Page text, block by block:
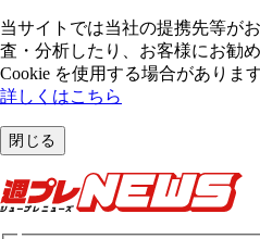
当サイトでは当社の提携先等が
査・分析したり、お客様にお勧
Cookie を使⽤する場合があります
詳しくはこちら
閉じる